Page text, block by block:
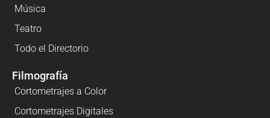
Música
Teatro
Todo el Directorio
Filmografía
Cortometrajes a Color
Cortometrajes Digitales